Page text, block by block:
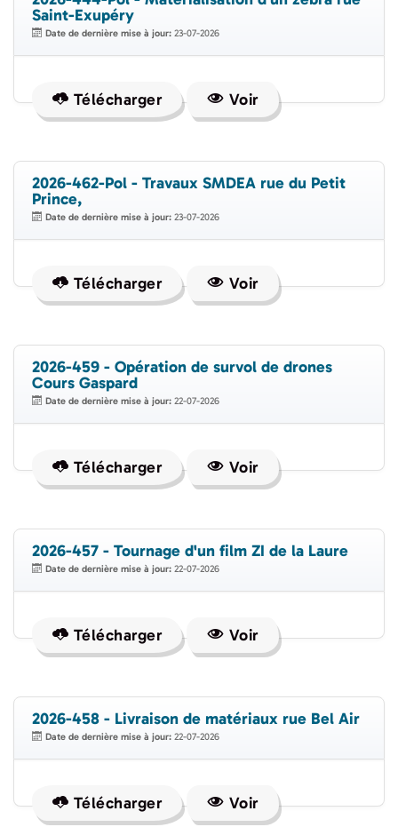
Saint-Exupéry
Date de dernière mise à jour: 23-07-2026
Télécharger Voir
2026-462-Pol - Travaux SMDEA rue du Petit
Prince,
Date de dernière mise à jour: 23-07-2026
Télécharger Voir
2026-459 - Opération de survol de drones
Cours Gaspard
Date de dernière mise à jour: 22-07-2026
Télécharger Voir
2026-457 - Tournage d'un film ZI de la Laure
Date de dernière mise à jour: 22-07-2026
Télécharger Voir
2026-458 - Livraison de matériaux rue Bel Air
Date de dernière mise à jour: 22-07-2026
Télécharger Voir